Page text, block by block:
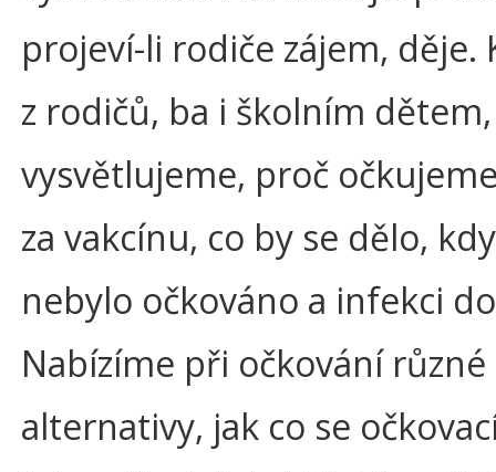
projeví-li rodiče zájem, děje.
z rodičů, ba i školním dětem,
vysvětlujeme, proč
za vakcínu, co by se dělo,
nebylo očkováno a infekci
Nabízíme při očkování různé
alternativy, jak co se